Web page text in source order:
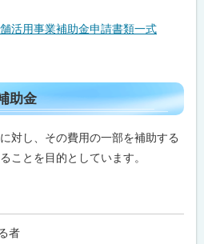
活用事業補助金申請書類一式
助金
対し、その費用の一部を補助する
ことを目的としています。
者